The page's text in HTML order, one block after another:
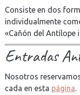
Consiste en dos
individualmente
«Cañón del Antílope
Entradas
Nosotros
cada en esta página.